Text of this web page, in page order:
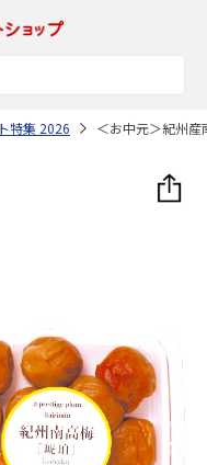
特集 2026 ＜お中元＞紀州